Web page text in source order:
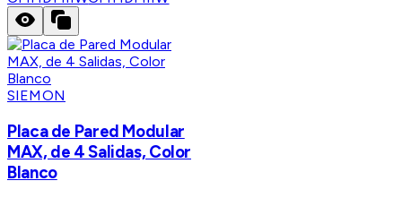
SIEMON
Placa de Pared Modular
MAX, de 4 Salidas, Color
Blanco